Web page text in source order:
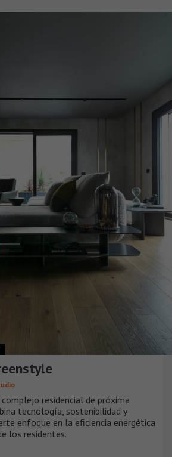
complejo residencial de próxima
tecnología, sostenibilidad y
enfoque en la eficiencia energética
los residentes.